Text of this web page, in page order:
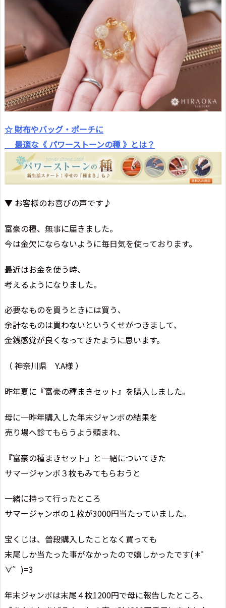
☆ 財布やバッグ・ポーチに
最適な《 パワーストーンの種 》とは？
▼ お客様のお喜びの声です♪
富豪の種、無事に届きました。
今は金欠にならないように毎日気を使っております。
最近はお金を使う時、
考えるようになりました。
必要なものを買うときには買う、
余計なものは買わないというくせがつきまして、
金銭感覚が良くなってきたように思います。
（ 神奈川県 Y.A様 ）
昨年夏に『富豪の種まきセット』を購入しました。
母に一昨年購入した年末ジャンボの結果を
売り場へ診てもらうよう頼まれ、
『富豪の種まきセット』と一緒についてきた
サマージャンボ３枚もみてもらおうと
一緒に持って行ったところ
サマージャンボの１枚が3000円当たっていました。
宝くじは、普段購入したことなく買っても
末尾しか当たった事がなかったので嬉しかったです(＊゜
∀゜)=3
年末ジャンボは末尾４枚1200円で母に報告したところ、